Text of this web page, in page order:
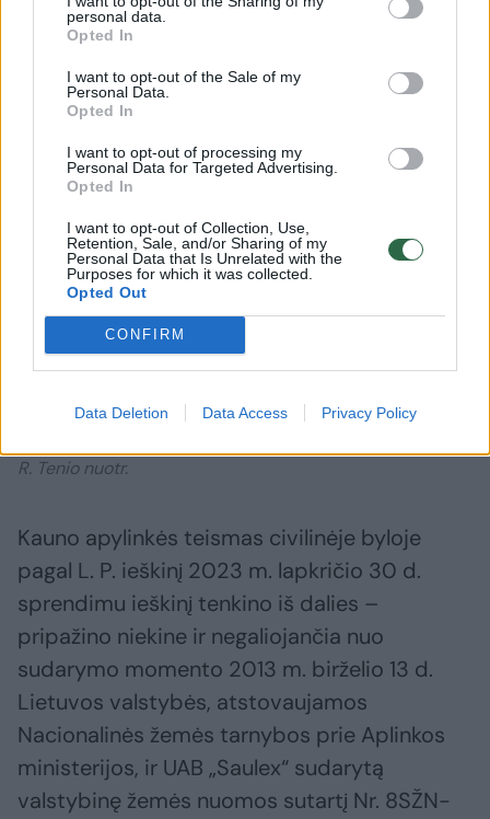
personal data.
Opted In
I want to opt-out of the Sale of my
Personal Data.
Opted In
I want to opt-out of processing my
Personal Data for Targeted Advertising.
Opted In
I want to opt-out of Collection, Use,
Retention, Sale, and/or Sharing of my
Personal Data that Is Unrelated with the
Purposes for which it was collected.
Opted Out
CONFIRM
Data Deletion Data Access Privacy Policy
teismą, čia laimėdama reikšmingą pergalę.
Kauniečiai netveria pykčiu – NŽT atkūrus nuosavybės
R. Tenio nuotr.
Kauno apylinkės teismas civilinėje byloje
pagal L. P. ieškinį 2023 m. lapkričio 30 d.
sprendimu ieškinį tenkino iš dalies –
pripažino niekine ir negaliojančia nuo
sudarymo momento 2013 m. birželio 13 d.
Lietuvos valstybės, atstovaujamos
Nacionalinės žemės tarnybos prie Aplinkos
ministerijos, ir UAB „Saulex“ sudarytą
valstybinę žemės nuomos sutartį Nr. 8SŽN-